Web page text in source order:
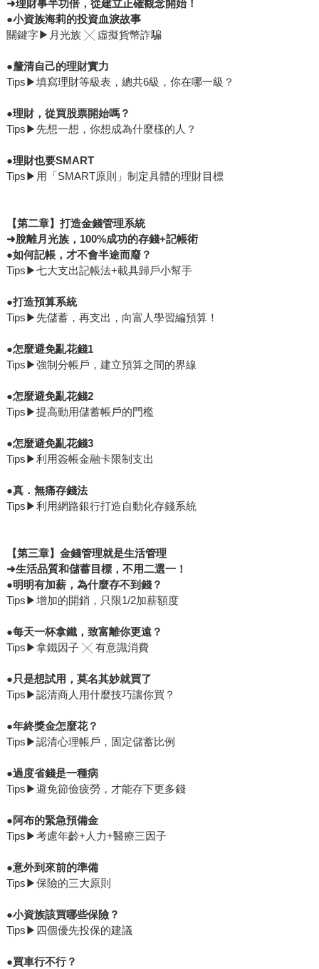
➜理財事半功倍，從建立正確觀念開始！
●小資族海莉的投資血淚故事
關鍵字▶月光族 ╳ 虛擬貨幣詐騙
●釐清自己的理財實力
Tips▶填寫理財等級表，總共6級，你在哪一級？
●理財，從買股票開始嗎？
Tips▶先想一想，你想成為什麼樣的人？
●理財也要SMART
Tips▶用「SMART原則」制定具體的理財目標
【第二章】打造金錢管理系統
➜脫離月光族，100%成功的存錢+記帳術
●如何記帳，才不會半途而廢？
Tips▶七大支出記帳法+載具歸戶小幫手
●打造預算系統
Tips▶先儲蓄，再支出，向富人學習編預算！
●怎麼避免亂花錢1
Tips▶強制分帳戶，建立預算之間的界線
●怎麼避免亂花錢2
Tips▶提高動用儲蓄帳戶的門檻
●怎麼避免亂花錢3
Tips▶利用簽帳金融卡限制支出
●真．無痛存錢法
Tips▶利用網路銀行打造自動化存錢系統
【第三章】金錢管理就是生活管理
➜生活品質和儲蓄目標，不用二選一！
●明明有加薪，為什麼存不到錢？
Tips▶增加的開銷，只限1/2加薪額度
●每天一杯拿鐵，致富離你更遠？
Tips▶拿鐵因子 ╳ 有意識消費
●只是想試用，莫名其妙就買了
Tips▶認清商人用什麼技巧讓你買？
●年終獎金怎麼花？
Tips▶認清心理帳戶，固定儲蓄比例
●過度省錢是一種病
Tips▶避免節儉疲勞，才能存下更多錢
●阿布的緊急預備金
Tips▶考慮年齡+人力+醫療三因子
●意外到來前的準備
Tips▶保險的三大原則
●小資族該買哪些保險？
Tips▶四個優先投保的建議
●買車行不行？